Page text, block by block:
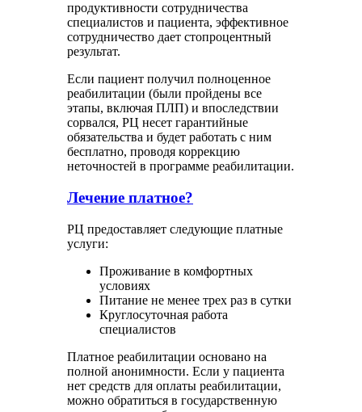
продуктивности сотрудничества
специалистов и пациента, эффективное
сотрудничество дает стопроцентный
результат.
Если пациент получил полноценное
реабилитации (были пройдены все
этапы, включая ПЛП) и впоследствии
сорвался, РЦ несет гарантийные
обязательства и будет работать с ним
бесплатно, проводя коррекцию
неточностей в программе реабилитации.
Лечение платное?
РЦ предоставляет следующие платные
услуги:
Проживание в комфортных
условиях
Питание не менее трех раз в сутки
Круглосуточная работа
специалистов
Платное реабилитации основано на
полной анонимности. Если у пациента
нет средств для оплаты реабилитации,
можно обратиться в государственную